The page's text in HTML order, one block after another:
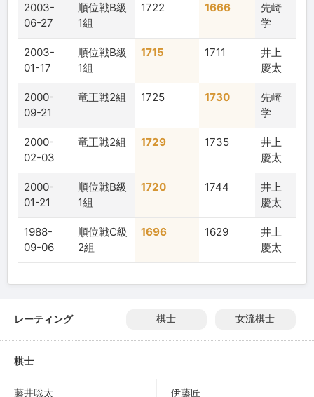
2003-
06-27
順位戦B級
1組
1722 1666
先崎
学
2003-
01-17
順位戦B級
1組
1715 1711
井上
慶太
2000-
09-21
竜王戦2組 1725 1730
先崎
学
2000-
02-03
竜王戦2組 1729 1735
井上
慶太
2000-
01-21
順位戦B級
1組
1720 1744
井上
慶太
1988-
09-06
順位戦C級
2組
1696 1629
井上
慶太
レーティング 棋士 女流棋士
棋士
藤井聡太 伊藤匠